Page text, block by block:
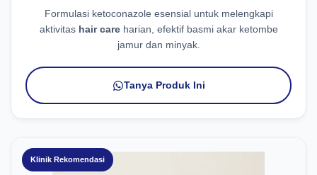
Formulasi ketoconazole esensial untuk melengkapi
aktivitas hair careharian, efektif basmi akar ketombe
jamur dan minyak.
Tanya Produk Ini
Klinik Rekomendasi